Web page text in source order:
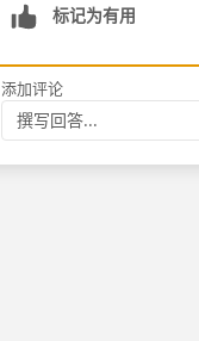
标记为有用
添加评论
撰写回答...